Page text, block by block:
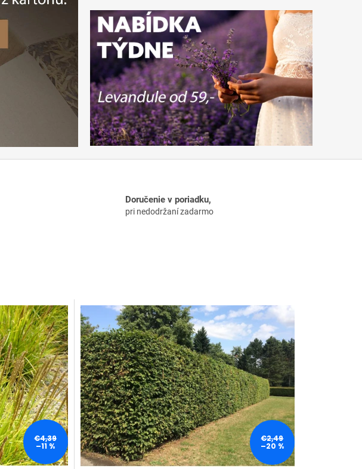
Doručenie v poriadku,
pri nedodržaní zadarmo
€4,39
–11 %
€2,49
–20 %